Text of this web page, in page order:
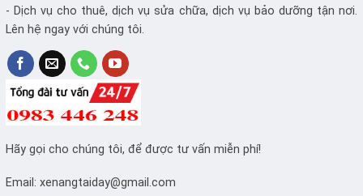
- Dịch vụ cho thuê, dịch vụ sửa chữa, dịch vụ bảo dưỡng tận nơi.
Lên hệ ngay với chúng tôi.
Hãy gọi cho chúng tôi, để được tư vấn miễn phí!
Email: xenangtaiday@gmail.com